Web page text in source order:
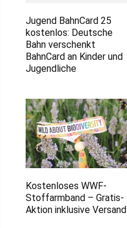
Jugend BahnCard 25
kostenlos: Deutsche
Bahn verschenkt
BahnCard an Kinder und
Jugendliche
Kostenloses WWF-
Stoffarmband – Gratis-
Aktion inklusive Versand